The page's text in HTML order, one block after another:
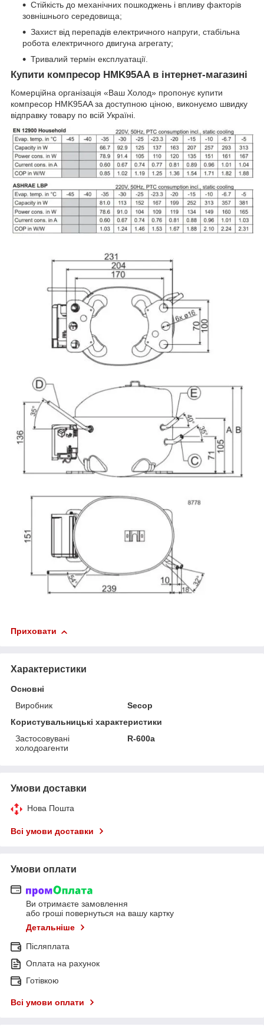
Стійкість до механічних пошкоджень і впливу факторів
зовнішнього середовища;
Захист від перепадів електричного напруги, стабільна
робота електричного двигуна агрегату;
Тривалий термін експлуатації.
Купити компресор HMK95AA в інтернет-магазині
Комерційна організація «Ваш Холод» пропонує купити
компресор HMK95AA за доступною ціною, виконуємо швидку
відправку товару по всій Україні.
Приховати
Характеристики
Основні
Виробник
Secop
Користувальницькі характеристики
Застосовувані
холодоагенти
R-600a
Умови доставки
Нова Пошта
Всі умови доставки
Умови оплати
Ви отримаєте замовлення
або гроші повернуться на вашу картку
Детальніше
Післяплата
Оплата на рахунок
Готівкою
Всі умови оплати